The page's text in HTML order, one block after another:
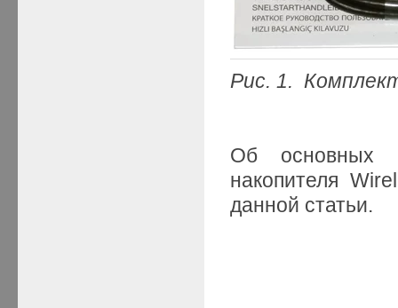
Рис. 1.
Об основных
накопителя
данной статьи.